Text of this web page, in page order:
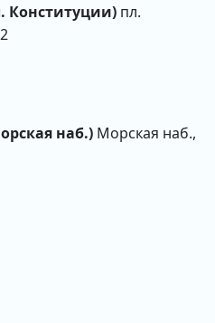
Конституции) пл.
наб.) Морская наб.,